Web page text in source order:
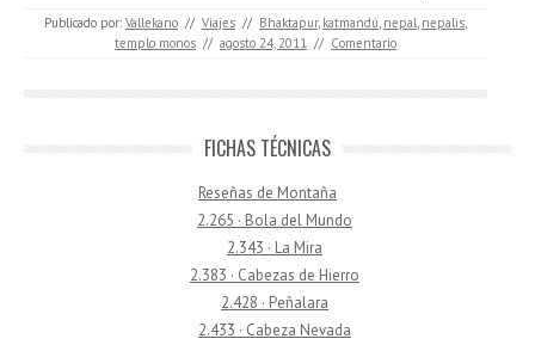
Publicado por: Vallekano // Viajes // Bhaktapur, katmandú, nepal, nepalis,
templo monos // agosto 24, 2011 // Comentario
FICHAS TÉCNICAS
Reseñas de Montaña
2.265 · Bola del Mundo
2.343 · La Mira
2.383 · Cabezas de Hierro
2.428 · Peñalara
2.433 · Cabeza Nevada